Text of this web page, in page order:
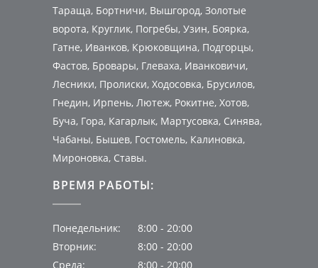
Тараща, Бортничи, Вышгород, Золотые
ворота, Круглик, Погребы, Узин, Боярка,
Гатне, Иванков, Крюковщина, Подгорцы,
Фастов, Бровары, Глеваха, Иванковичи,
Лесники, Пролиски, Ходосовка, Брусилов,
Гнедин, Ирпень, Лютеж, Рокитне, Хотов,
Буча, Гора, Кагарлык, Мартусовка, Синява,
Чабаны, Бышев, Гостомель, Калиновка,
Мироновка, Ставы.
ВРЕМЯ РАБОТЫ:
Понедельник:
8:00 - 20:00
Вторник:
8:00 - 20:00
Среда:
8:00 - 20:00